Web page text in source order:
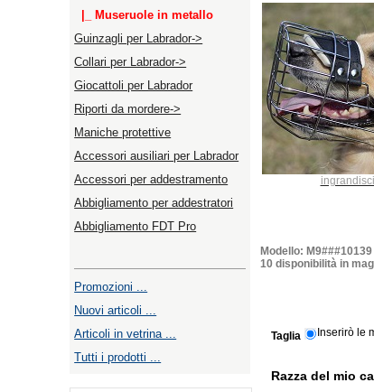
|_ Museruole in metallo
Guinzagli per Labrador->
Collari per Labrador->
Giocattoli per Labrador
Riporti da mordere->
Maniche protettive
Accessori ausiliari per Labrador
Accessori per addestramento
Abbigliamento per addestratori
Abbigliamento FDT Pro
Promozioni ...
Nuovi articoli ...
Articoli in vetrina ...
Tutti i prodotti ...
ingrandisci
Modello:
10 disponibilità in
Taglia Inserirò le
Razza del mio